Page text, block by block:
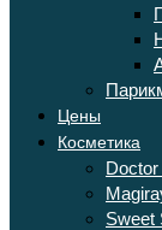
Цены
Косметика
Sweet